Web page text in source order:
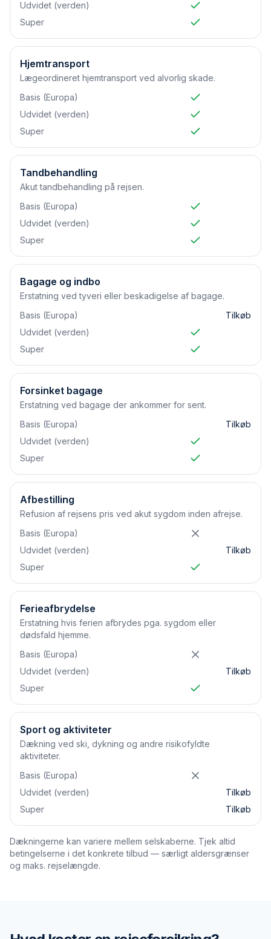
Udvidet (verden)
Super
Hjemtransport
Lægeordineret hjemtransport ved alvorlig skade.
Basis (Europa)
Udvidet (verden)
Super
Tandbehandling
Akut tandbehandling på rejsen.
Basis (Europa)
Udvidet (verden)
Super
Bagage og indbo
Erstatning ved tyveri eller beskadigelse af bagage.
Basis (Europa)
Tilkøb
Udvidet (verden)
Super
Forsinket bagage
Erstatning ved bagage der ankommer for sent.
Basis (Europa)
Tilkøb
Udvidet (verden)
Super
Afbestilling
Refusion af rejsens pris ved akut sygdom inden afrejse.
Basis (Europa)
Udvidet (verden)
Tilkøb
Super
Ferieafbrydelse
Erstatning hvis ferien afbrydes pga. sygdom eller
dødsfald hjemme.
Basis (Europa)
Udvidet (verden)
Tilkøb
Super
Sport og aktiviteter
Dækning ved ski, dykning og andre risikofyldte
aktiviteter.
Basis (Europa)
Udvidet (verden)
Tilkøb
Super
Tilkøb
Dækningerne kan variere mellem selskaberne. Tjek altid
betingelserne i det konkrete tilbud — særligt aldersgrænser
og maks. rejselængde.